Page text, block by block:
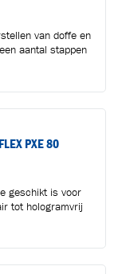
van doffe en
aantal stappen
PXE 80
geschikt is voor
tot hologramvrij